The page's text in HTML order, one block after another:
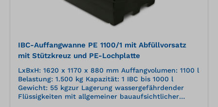
IBC-Auffangwanne PE 1100/1 mit Abfüllvorsatz
mit Stützkreuz und PE-Lochplatte
LxBxH: 1620 x 1170 x 880 mm Auffangvolumen: 1100 l
Belastung: 1.500 kg Kapazität: 1 IBC bis 1000 l
Gewicht: 55 kgzur Lagerung wassergefährdender
Flüssigkeiten mit allgemeiner bauaufsichtlicher